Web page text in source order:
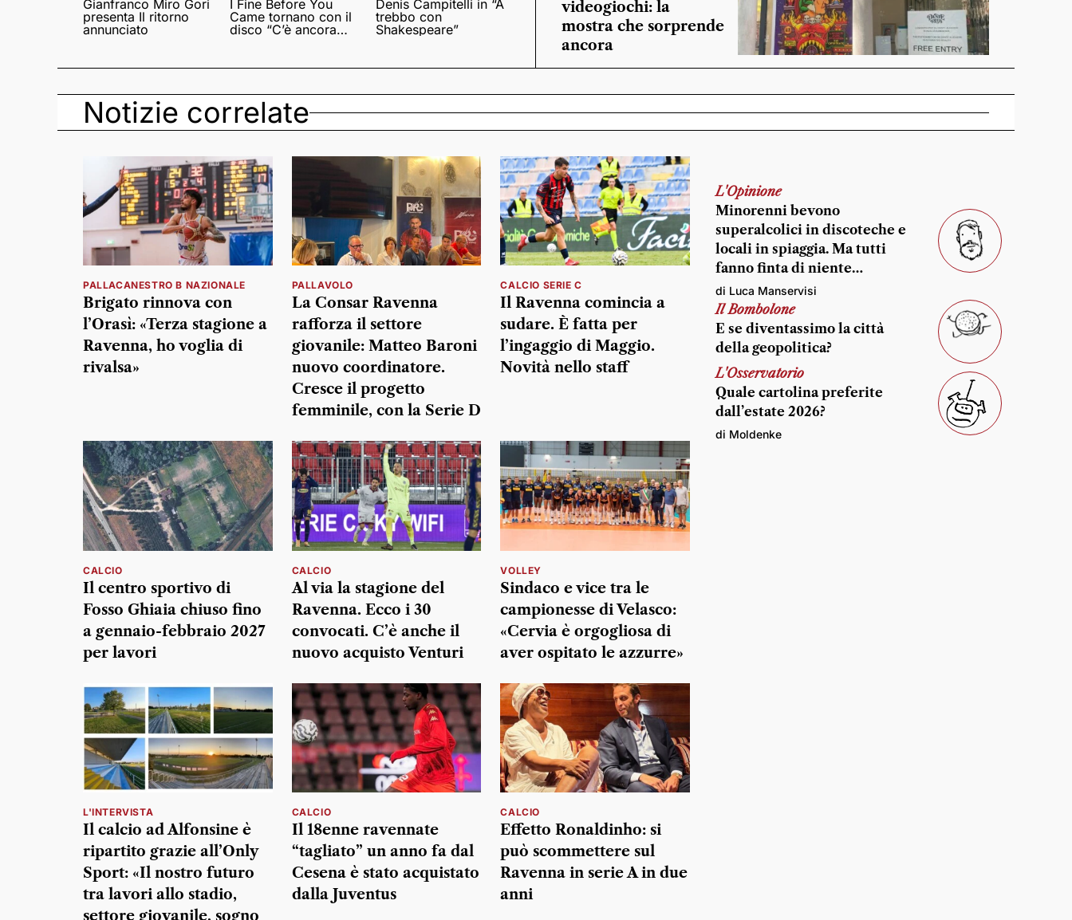
Gianfranco Miro Gori
presenta Il ritorno
annunciato
I Fine Before You
Came tornano con il
disco “C’è ancora
Denis Campitelli in “A
trebbo con
Shakespeare”
videogiochi: la
mostra che sorprende
ancora
Notizie correlate
PALLACANESTRO B NAZIONALE
Brigato rinnova con
l’Orasì: «Terza stagione a
Ravenna, ho voglia di
rivalsa»
PALLAVOLO
La Consar Ravenna
rafforza il settore
giovanile: Matteo Baroni
nuovo coordinatore.
Cresce il progetto
femminile, con la Serie D
CALCIO SERIE C
Il Ravenna comincia a
sudare. È fatta per
l’ingaggio di Maggio.
Novità nello staff
CALCIO
Il centro sportivo di
Fosso Ghiaia chiuso fino
a gennaio-febbraio 2027
per lavori
CALCIO
Al via la stagione del
Ravenna. Ecco i 30
convocati. C’è anche il
nuovo acquisto Venturi
VOLLEY
Sindaco e vice tra le
campionesse di Velasco:
«Cervia è orgogliosa di
aver ospitato le azzurre»
L'INTERVISTA
Il calcio ad Alfonsine è
ripartito grazie all’Only
Sport: «Il nostro futuro
tra lavori allo stadio,
settore giovanile, sogno
CALCIO
Il 18enne ravennate
“tagliato” un anno fa dal
Cesena è stato acquistato
dalla Juventus
CALCIO
Effetto Ronaldinho: si
può scommettere sul
Ravenna in serie A in due
anni
L'Opinione
Minorenni bevono
superalcolici in discoteche e
locali in spiaggia. Ma tutti
fanno finta di niente…
di Luca Manservisi
Il Bombolone
E se diventassimo la città
della geopolitica?
L'Osservatorio
Quale cartolina preferite
dall’estate 2026?
di Moldenke